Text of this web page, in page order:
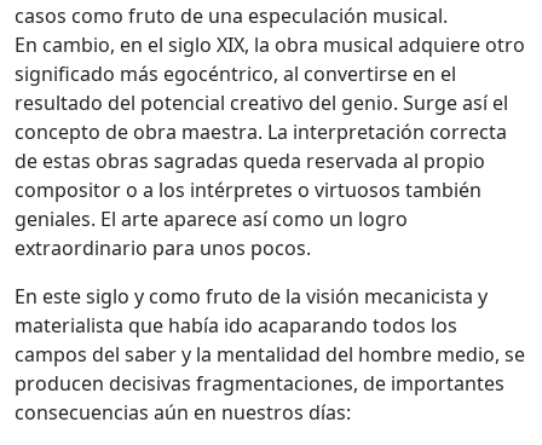
casos como fruto de una especulación musical.
En cambio, en el siglo XIX, la obra musical adquiere otro
significado más egocéntrico, al convertirse en el
resultado del potencial creativo del genio. Surge así el
concepto de obra maestra. La interpretación correcta
de estas obras sagradas queda reservada al propio
compositor o a los intérpretes o virtuosos también
geniales. El arte aparece así como un logro
extraordinario para unos pocos.
En este siglo y como fruto de la visión mecanicista y
materialista que había ido acaparando todos los
campos del saber y la mentalidad del hombre medio, se
producen decisivas fragmentaciones, de importantes
consecuencias aún en nuestros días: